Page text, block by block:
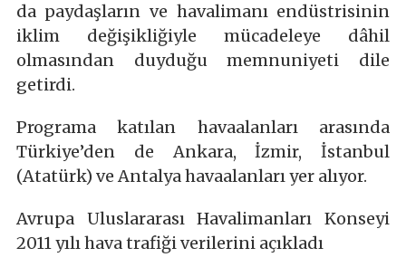
da paydaşların ve havalimanı endüstrisinin
iklim değişikliğiyle mücadeleye dâhil
olmasından duyduğu memnuniyeti dile
getirdi.
Programa katılan havaalanları arasında
Türkiye’den de Ankara, İzmir, İstanbul
(Atatürk) ve Antalya havaalanları yer alıyor.
Avrupa Uluslararası Havalimanları Konseyi
2011 yılı hava trafiği verilerini açıkladı